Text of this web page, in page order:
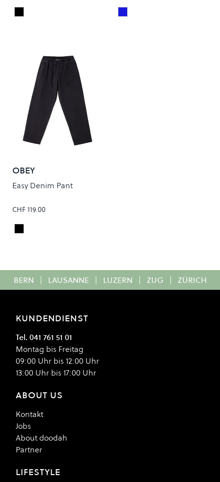
Colour
Black Colour
Light Indigo
OBEY
Easy Denim Pant
CHF 119.00
Colour
Faded Black
BERN | LAUSANNE | LUZERN | ZUG | ZÜRICH
KUNDENDIENST
Tel. 041 761 51 01
Montag bis Freitag
09:00 Uhr bis 12:00 Uhr
13:00 Uhr bis 17:00 Uhr
ABOUT US
Kontakt
Jobs
About doodah
Partner
LIFESTYLE